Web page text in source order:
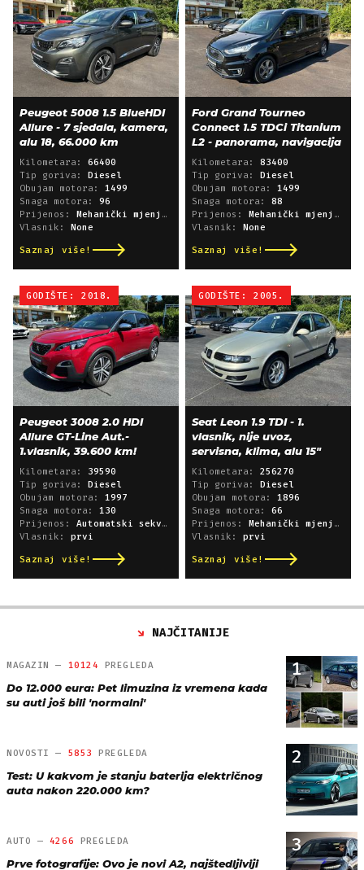
Peugeot 5008 1.5 BlueHDI
Allure - 7 sjedala, kamera,
alu 18, 66.000 km
Kilometara: 66400
Tip goriva: Diesel
Obujam motora: 1499
Snaga motora: 96
Prijenos: Mehanički mjenjač
Vlasnik: None
Saznaj više!
Ford Grand Tourneo
Connect 1.5 TDCi Titanium
L2 - panorama, navigacija
Kilometara: 83400
Tip goriva: Diesel
Obujam motora: 1499
Snaga motora: 88
Prijenos: Mehanički mjenjač
Vlasnik: None
Saznaj više!
GODIŠTE: 2018.
Peugeot 3008 2.0 HDI
Allure GT-Line Aut.-
1.vlasnik, 39.600 km!
Kilometara: 39590
Tip goriva: Diesel
Obujam motora: 1997
Snaga motora: 130
Prijenos: Automatski sekvencijski
Vlasnik: prvi
Saznaj više!
GODIŠTE: 2005.
Seat Leon 1.9 TDI - 1.
vlasnik, nije uvoz,
servisna, klima, alu 15"
Kilometara: 256270
Tip goriva: Diesel
Obujam motora: 1896
Snaga motora: 66
Prijenos: Mehanički mjenjač
Vlasnik: prvi
Saznaj više!
NAJČITANIJE
1
MAGAZIN — 10124 PREGLEDA
Do 12.000 eura: Pet limuzina iz vremena kada
su auti još bili 'normalni'
2
NOVOSTI — 5853 PREGLEDA
Test: U kakvom je stanju baterija električnog
auta nakon 220.000 km?
3
AUTO — 4266 PREGLEDA
Prve fotografije: Ovo je novi A2, najštedljiviji